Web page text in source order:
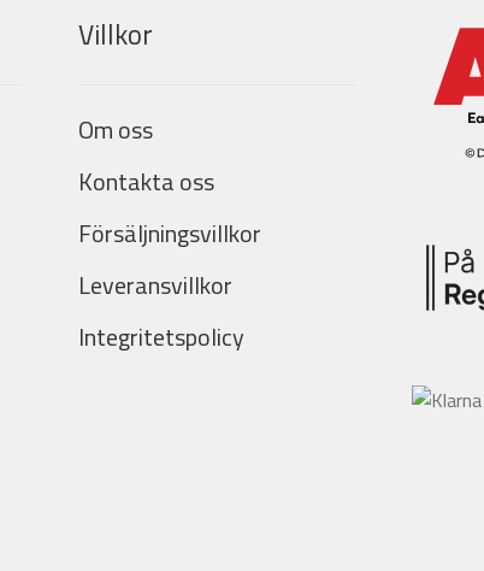
Villkor
Om oss
Kontakta oss
Försäljningsvillkor
Leveransvillkor
Integritetspolicy